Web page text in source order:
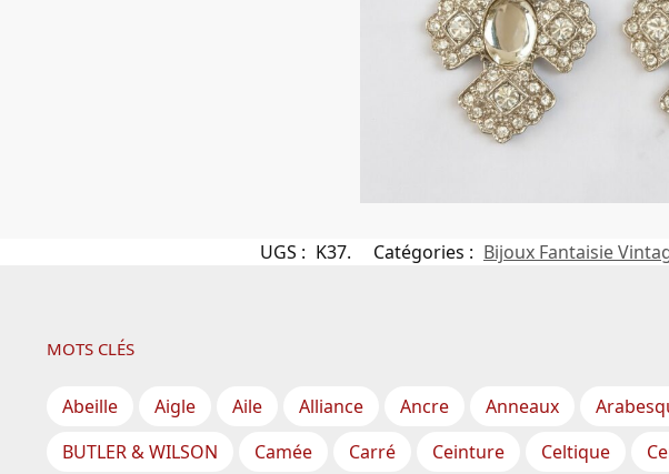
UGS : K37. Catégories : Bijoux Fantaisie
MOTS CLÉS
Abeille Aigle Aile Alliance Ancre Anneaux
BUTLER & WILSON
Camée Carré Ceinture Celtique